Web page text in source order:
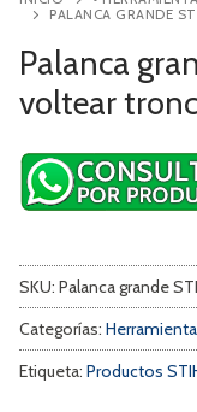
PALANCA GRANDE
Palanca
voltear
SKU: Palanca grande
Categorías:
Etiqueta: Productos